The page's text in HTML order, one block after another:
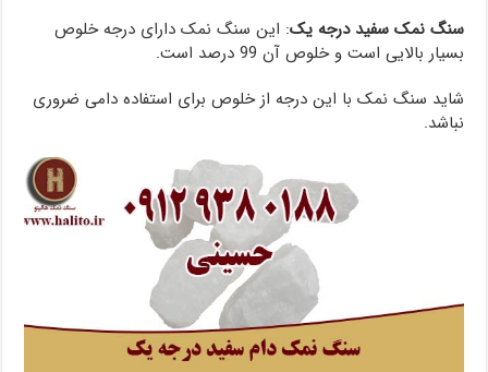
سنگ نمک سفید درجه یک: این سنگ نمک دارای درجه خلوص
بسیار بالایی است و خلوص آن 99 درصد است.
شاید سنگ نمک با این درجه از خلوص برای استفاده دامی ضروری
نباشد.